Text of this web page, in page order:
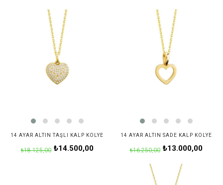
14 AYAR ALTIN TAŞLI KALP KOLYE
₺14.500,00
₺18.125,00
14 AYAR ALTIN SADE KALP KOLYE
₺13.000,00
₺16.250,00